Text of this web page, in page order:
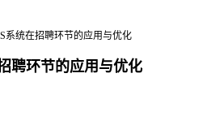
系统在招聘环节的应用与优化
聘环节的应用与优化